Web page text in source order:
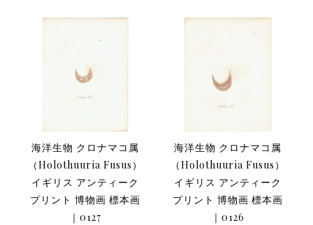
海洋生物 クロナマコ属
（Holothuuria Fusus）
イギリス アンティーク
プリント 博物画 標本画
｜0127
海洋生物 クロナマコ属
（Holothuuria Fusus）
イギリス アンティーク
プリント 博物画 標本画
｜0126